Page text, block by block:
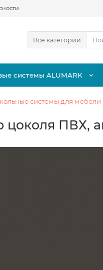
Все категории
системы ALUMARK
системы для мебели
цоколя ПВХ,